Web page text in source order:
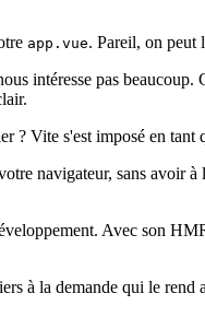
app.vue. Pareil, on peut
intéresse pas
? Vite s'est imposé en
navigateur, sans avoir
Avec son
à la demande qui le